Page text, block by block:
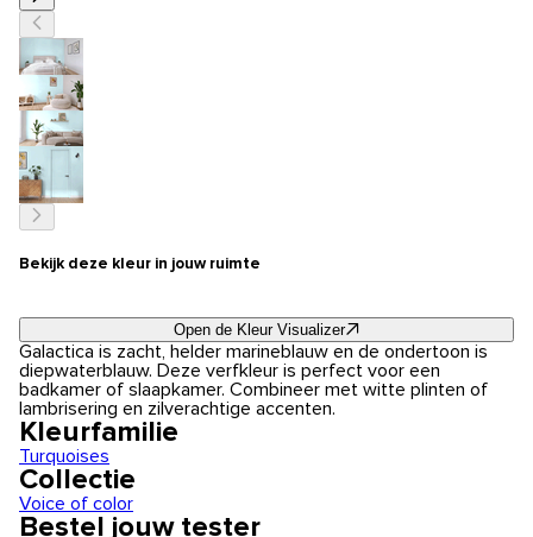
Bekijk deze kleur in jouw ruimte
Open de Kleur Visualizer
Galactica is zacht, helder marineblauw en de ondertoon is
diepwaterblauw. Deze verfkleur is perfect voor een
badkamer of slaapkamer. Combineer met witte plinten of
lambrisering en zilverachtige accenten.
Kleurfamilie
Turquoises
Collectie
Voice of color
Bestel jouw tester